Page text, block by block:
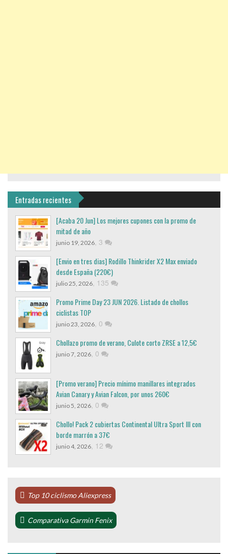
Entradas recientes
[Acaba 20 Jun] Los mejores cupones con la promo de
mitad de año
junio 19, 2026, 3
[Envio en tres dias] Rodillo Thinkrider X2 Max enviado
desde España (220€)
julio 25, 2026, 135
Promo Prime Day 23 JUN 2026. Listado de chollos
ciclistas TOP
junio 23, 2026, 0
Chollazo promo de verano, Culote corto ZRSE a 12,5€
junio 7, 2026, 0
[Promo verano] Precio mínimo manillares integrados
Avian Canary y Avian Falcon, por unos 260€
junio 5, 2026, 0
Chollo! Pack 2 cubiertas Continental Ultra Sport III con
borde marrón a 37€
junio 4, 2026, 12
Top 10 ciclismo Aliexpress
Comparativa Garmin Fenix